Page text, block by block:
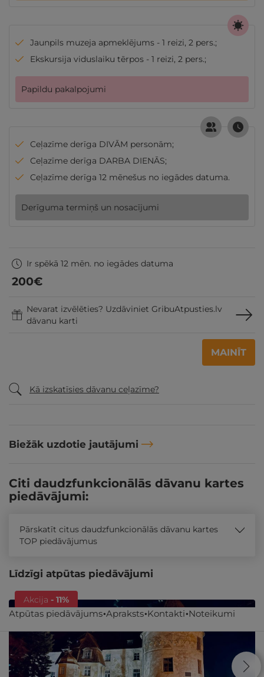
Jaunpils muzeja apmeklējums - 1 reizi, 2 pers.;
Ekskursija viduslaiku tērpos - 1 reizi, 2 pers.;
Papildu pakalpojumi
Ceļazīme derīga DIVĀM personām;
Ceļazīme derīga DARBA DIENĀS;
Ceļazīme derīga 12 mēnešus no iegādes datuma.
Derīguma termiņš un nosacījumi
Ir spēkā 12 mēn. no iegādes datuma
200€
Nevarat izvēlēties? Uzdāviniet GribuAtpusties.lv
dāvanu karti
MAINĪT
Kā izskatīsies dāvanu ceļazīme?
Biežāk uzdotie jautājumi
Atpūtas piedāvājums Apraksts Kontakti Noteikumi
Citi daudzfunkcionālās dāvanu kartes
piedāvājumi:
Pārskatīt citus daudzfunkcionālās dāvanu kartes
TOP piedāvājumus
Līdzīgi atpūtas piedāvājumi
Akcija - 11%